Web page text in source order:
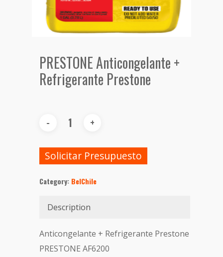
PRESTONE Anticongelante +
Refrigerante Prestone
Solicitar Presupuesto
Category: BelChile
Description
Anticongelante + Refrigerante Prestone
PRESTONE AF6200